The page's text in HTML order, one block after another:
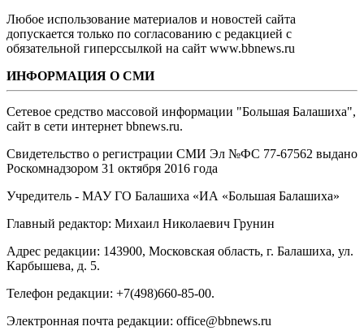
Любое использование материалов и новостей сайта
допускается только по согласованию с редакцией с
обязательной гиперссылкой на сайт www.bbnews.ru
ИНФОРМАЦИЯ О СМИ
Сетевое средство массовой информации "Большая Балашиха",
сайт в сети интернет bbnews.ru.
Свидетельство о регистрации СМИ Эл №ФС ‎77-67562 выдано
Роскомнадзором 31 октября 2016 года
Учредитель - МАУ ГО Балашиха «ИА «Большая Балашиха»
Главный редактор: Михаил Николаевич Грунин
Адрес редакции: 143900, Московская область, г. Балашиха, ул.
Карбышева, д. 5.
Телефон редакции: +7(498)660-85-00.
Электронная почта редакции: office@bbnews.ru